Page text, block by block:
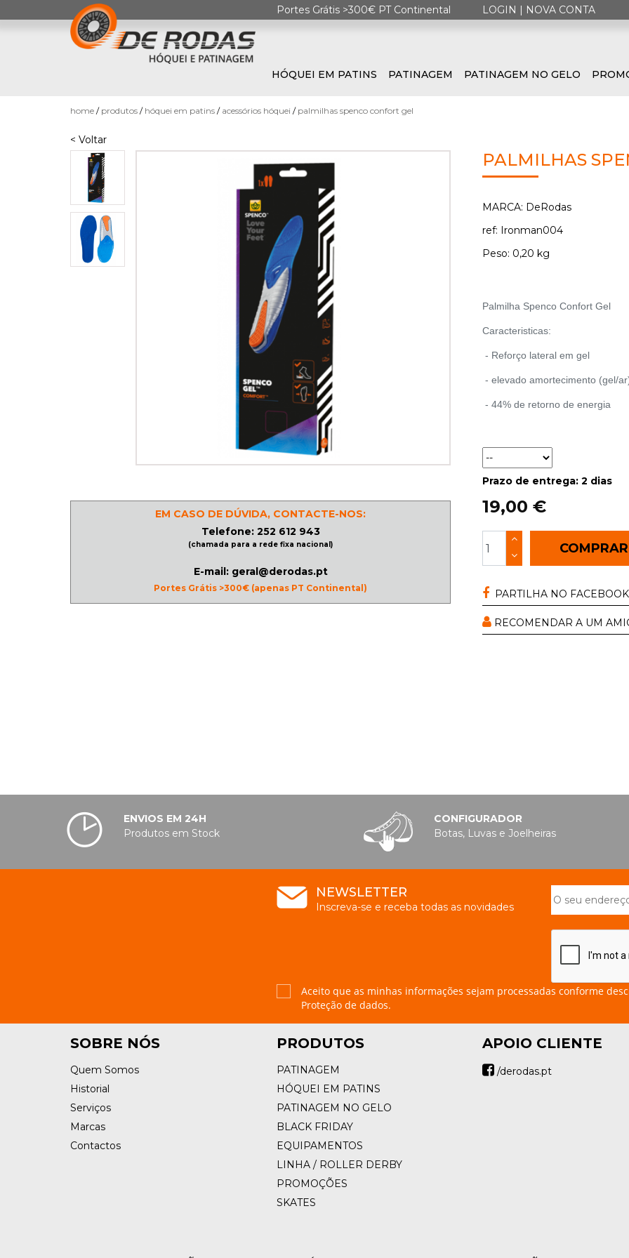
Portes Grátis >300€ PT Continental LOGIN | NOVA CONTA
HÓQUEI
HÓQUEI EM PATINS PATINAGEM PATINAGEM NO GELO
home produtos hóquei em patins acessórios hóquei palmilhas spenco confort gel
< Voltar
EM CASO DE DÚVIDA, CONTACTE-NOS:
Telefone: 252 612 943
(chamada para a rede fixa nacional)
E-mail: geral@derodas.pt
Portes Grátis >300€ (apenas PT Continental)
PALMILHAS
MARCA: DeRodas
ref: Ironman004
Peso: 0,20 kg
Palmilha Spenco Confort Gel
Caracteristicas:
- Reforço lateral em gel
- elevado amortecimento (gel/
- 44% de retorno de energia
Prazo de entrega: 2 dias
19,00 €
COMPRAR
PARTILHA NO FACEBOOK
RECOMENDAR A UM
ENVIOS EM 24H
Produtos em Stock
CONFIGURADOR
Botas, Luvas e Joelheiras
NEWSLETTER
Inscreva-se e receba todas as novidades
Aceito que as minhas informações sejam processadas conforme
Proteção de dados.
SOBRE NÓS
Quem Somos
Historial
Serviços
Marcas
Contactos
PRODUTOS
PATINAGEM
HÓQUEI EM PATINS
PATINAGEM NO GELO
BLACK FRIDAY
EQUIPAMENTOS
LINHA / ROLLER DERBY
PROMOÇÕES
SKATES
APOIO CLIENTE
/derodas.pt